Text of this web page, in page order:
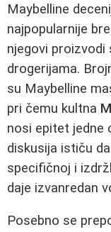
Maybelline
najpopularnije
njegovi proizvodi
drogerijama.
su Maybelline
pri čemu kultna
nosi epitet jedne
diskusija ističu
specifičnoj i
daje izvanredan
Posebno se